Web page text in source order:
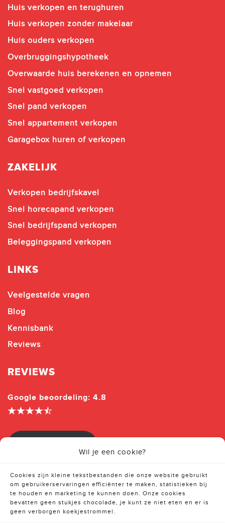
Wil je een cookie?
Cookies zijn kleine tekstbestanden die onze website gebruikt
om gebruikerservaringen efficiënter te maken, statistieken bij
te houden en marketing te kunnen doen. Onze cookies
bevatten geen stukjes chocolade, je kunt ze niet eten en er is
geen verborgen koekjestrommel.
Huis verkopen en terughuren
Huis verkopen zonder makelaar
Huis ouders verkopen
Overbruggingshypotheek
Overwaarde huis berekenen en opnemen
Snel vastgoed verkopen
Snel pand verkopen
Snel appartement verkopen
Garagebox huren of verkopen
ZAKELIJK
Verkopen bedrijfskavel
Snel horecapand verkopen
Snel bedrijfspand verkopen
Beleggingspand verkopen
LINKS
Veelgestelde vragen
Blog
Kennisbank
Reviews
REVIEWS
Google beoordeling: 4.8
© 2026 Mercari Vastgoed B.V.